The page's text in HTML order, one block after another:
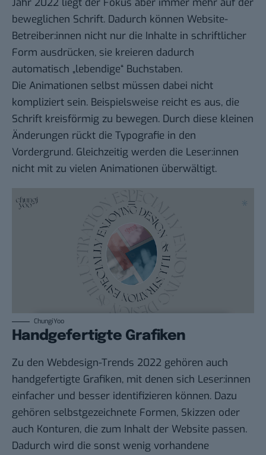
beweglichen Schrift. Dadurch können Website-
Betreiber:innen nicht nur die Inhalte in schriftlicher
Form ausdrücken, sie kreieren dadurch
automatisch „lebendige“ Buchstaben.
Die Animationen selbst müssen dabei nicht
kompliziert sein. Beispielsweise reicht es aus, die
Schrift kreisförmig zu bewegen. Durch diese kleinen
Änderungen rückt die Typografie in den
Vordergrund. Gleichzeitig werden die Leser:innen
nicht mit zu vielen Animationen überwältigt.
ChungiYoo
Handgefertigte Grafiken
Zu den Webdesign-Trends 2022 gehören auch
handgefertigte Grafiken, mit denen sich Leser:innen
einfacher und besser identifizieren können. Dazu
gehören selbstgezeichnete Formen, Skizzen oder
auch Konturen, die zum Inhalt der Website passen.
Dadurch wird die sonst wenig vorhandene